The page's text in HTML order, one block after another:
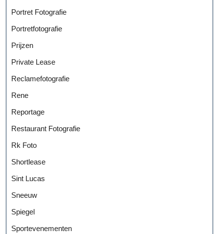
Portret Fotografie
Portretfotografie
Prijzen
Private Lease
Reclamefotografie
Rene
Reportage
Restaurant Fotografie
Rk Foto
Shortlease
Sint Lucas
Sneeuw
Spiegel
Sportevenementen